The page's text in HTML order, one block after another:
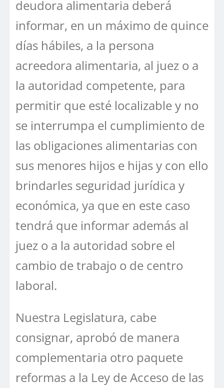
deudora alimentaria deberá
informar, en un máximo de quince
días hábiles, a la persona
acreedora alimentaria, al juez o a
la autoridad competente, para
permitir que esté localizable y no
se interrumpa el cumplimiento de
las obligaciones alimentarias con
sus menores hijos e hijas y con ello
brindarles seguridad jurídica y
económica, ya que en este caso
tendrá que informar además al
juez o a la autoridad sobre el
cambio de trabajo o de centro
laboral.
Nuestra Legislatura, cabe
consignar, aprobó de manera
complementaria otro paquete
reformas a la Ley de Acceso de las